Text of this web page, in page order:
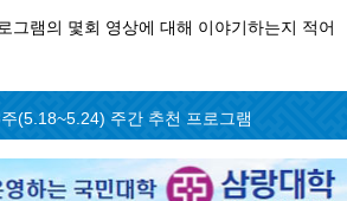
그램의 몇회 영상에 대해 이야기하는지 적어
(5.25~5.31) 주간 추천 프로그램
(5.18~5.24) 주간 추천 프로그램
지막주(4.27~5.3) 주간 추천 프로그램
주(4.20~4.26) 주간 추천 프로그램
(4.6~4.12) 주간 추천 프로그램